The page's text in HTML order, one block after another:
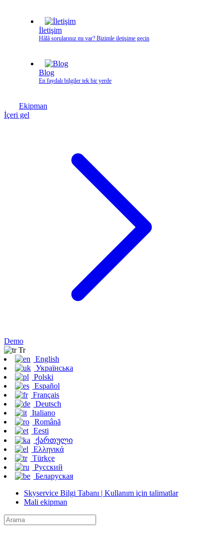
İletişim
Hâlâ sorularınız mı var? Bizimle iletişime geçin
Blog
En faydalı bilgiler tek bir yerde
Ekipman
İçeri gel
Demo
Tr
English
Українська
Polski
Español
Français
Deutsch
Italiano
Română
Eesti
ქართული
Ελληνικά
Türkçe
Русский
Беларуская
Skyservice Bilgi Tabanı | Kullanım için talimatlar
Mali ekipman